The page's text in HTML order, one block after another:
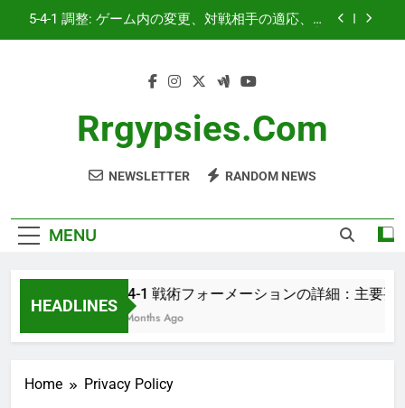
5-4-1 調整: ゲーム内の変更、対戦相手の適応、プ
配球、コミュニケーション
責任、状況認識
5-4-1 戦術フォーメーションの詳細：主要要素、
選手の相互作用、戦術の流れ
5-4-1 調整: ゲーム内の変更、対戦相手の適応、プ
5-4-1 ゴールキーパー：シュートストッピング、
Rrgypsies.com
NEWSLETTER RANDOM NEWS
MENU
HEADLINES
5-4-1 戦術フォーメーションの詳細：主要要
3 Months Ago
Home Privacy Policy